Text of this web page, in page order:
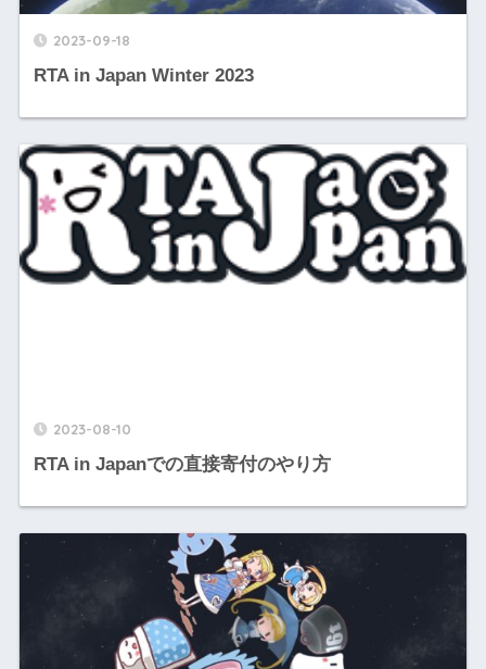
2023-09-18
RTA in Japan Winter 2023
2023-08-10
RTA in Japanでの直接寄付のやり方